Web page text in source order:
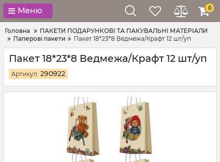
Меню 0
Головна
ПАКЕТИ ПОДАРУНКОВІ ТА ПАКУВАЛЬНІ МАТЕРІАЛИ
Паперові пакети
Пакет 18*23*8 Ведмежа/Крафт 12 шт/уп
Пакет 18*23*8 Ведмежа/Крафт 12 шт/уп
Артикул: 290922